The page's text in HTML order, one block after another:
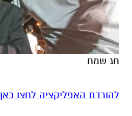
חג שמח
להורדת האפליקציה לחצו כאן